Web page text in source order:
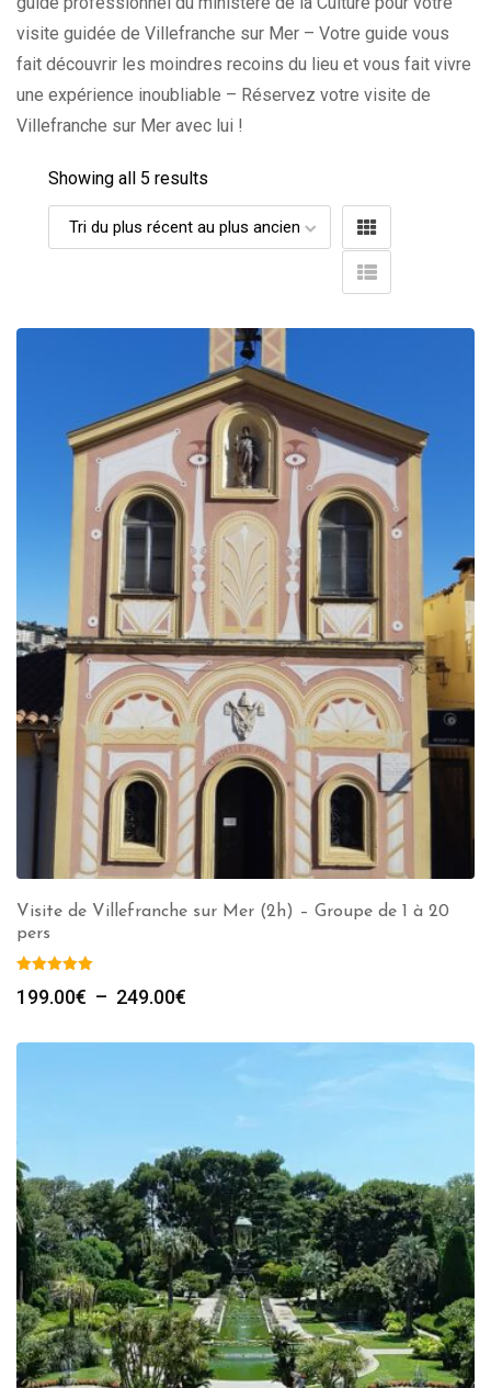
visite guidée de Villefranche sur Mer – Votre guide vous
fait découvrir les moindres recoins du lieu et vous fait vivre
une expérience inoubliable – Réservez votre visite de
Villefranche sur Mer avec lui !
Showing all 5 results
Visite de Villefranche sur Mer (2h) – Groupe de 1 à 20
pers
199.00€ – 249.00€
prix :
249.00€